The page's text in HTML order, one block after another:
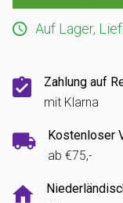
Auf Lager,
Zahlung auf
mit Klarna
Kostenloser
ab €75,-